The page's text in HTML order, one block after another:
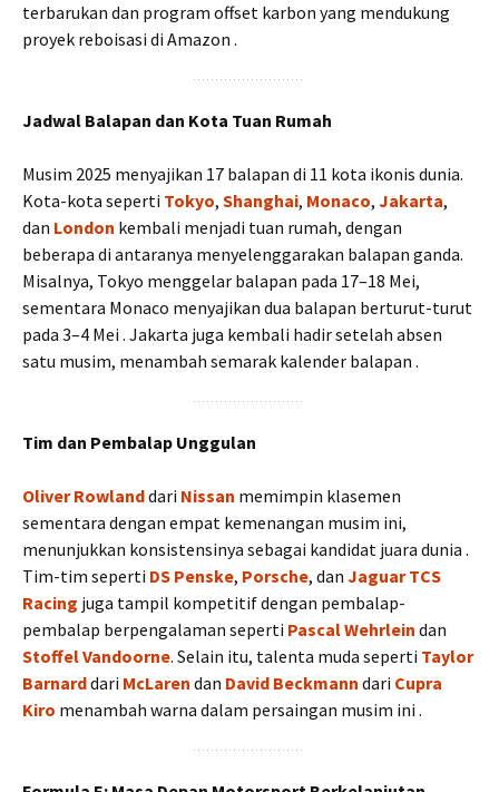
terbarukan dan program offset karbon yang mendukung
proyek reboisasi di Amazon .
Jadwal Balapan dan Kota Tuan Rumah
Musim 2025 menyajikan 17 balapan di 11 kota ikonis dunia.
Kota-kota seperti Tokyo, Shanghai, Monaco, Jakarta,
dan London kembali menjadi tuan rumah, dengan
beberapa di antaranya menyelenggarakan balapan ganda.
Misalnya, Tokyo menggelar balapan pada 17–18 Mei,
sementara Monaco menyajikan dua balapan berturut-turut
pada 3–4 Mei . Jakarta juga kembali hadir setelah absen
satu musim, menambah semarak kalender balapan .
Tim dan Pembalap Unggulan
Oliver Rowlanddari Nissan memimpin klasemen
sementara dengan empat kemenangan musim ini,
menunjukkan konsistensinya sebagai kandidat juara dunia .
Tim-tim seperti DS Penske, Porsche, dan Jaguar TCS
Racing juga tampil kompetitif dengan pembalap-
pembalap berpengalaman seperti Pascal Wehrlein dan
Stoffel Vandoorne. Selain itu, talenta muda seperti Taylor
Barnarddari McLaren dan David Beckmann dari Cupra
Kiro menambah warna dalam persaingan musim ini .